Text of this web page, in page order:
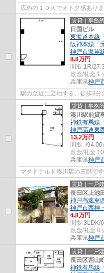
広めの１ＤＫでオトク感あり
賃貸｜事務所
日国ビル
東海道本線 「
阪神本線 「
神戸市海岸
8.8万円
間取:1R/
敷金/礼金:1
兵庫県神戸
駅の至近に立地する、徒歩3
賃貸｜事務所
湊川駅前貸
神鉄有馬線 「
神戸高速東
13.2万円
間取:-/94.00
敷金/礼金:
兵庫県神戸
マクドナルド湊川店の三階です
賃貸｜一戸
長田区上池
神戸高速東
神戸市西神
4.8万円
間取:3LDK/
敷金/礼金:0
兵庫県神戸
賃貸｜一戸
長田区西山
神鉄有馬線 「